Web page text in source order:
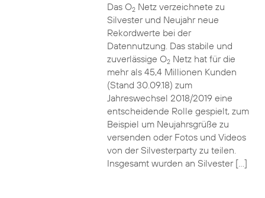
Das O2Netz verzeichnete zu
Silvester und Neujahr neue
Rekordwerte bei der
Datennutzung. Das stabile und
zuverlässige O2Netz hat für die
mehr als 45,4 Millionen Kunden
(Stand 30.09.18) zum
Jahreswechsel 2018/2019 eine
entscheidende Rolle gespielt, zum
Beispiel um Neujahrsgrüße zu
versenden oder Fotos und Videos
von der Silvesterparty zu teilen.
Insgesamt wurden an Silvester […]